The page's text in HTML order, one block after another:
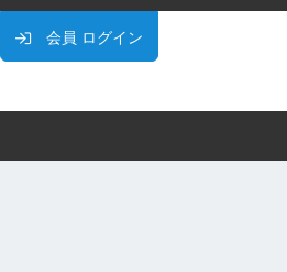
会員 ログイン